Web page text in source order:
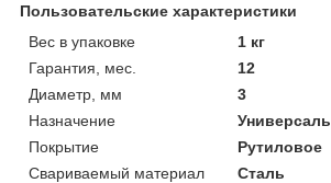
Пользовательские характеристики
Вес в упаковке
1 кг
Гарантия, мес.
12
Диаметр, мм
3
Назначение
Покрытие
Рутиловое
Свариваемый материал
Сталь